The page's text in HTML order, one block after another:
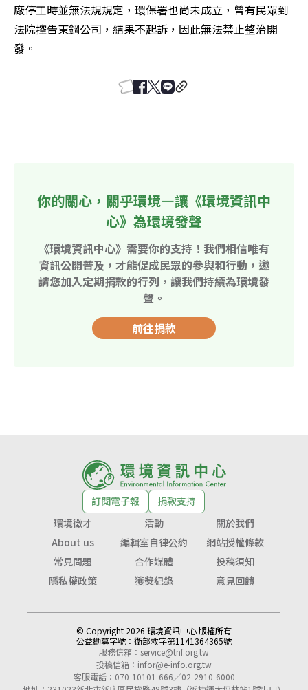
廠停工時並無法規規定，環保署也尚未成立，曾有民眾到
法院控告東鋼公司，結果不起訴，因此無法禁止整治開
發。
你的關心，關乎環境—讓《環境資訊中
心》為環境發聲
《環境資訊中心》需要你的支持！我們相信唯有
資訊公開普及，才能促成民眾的參與和行動，邀
請您加入定期捐款的行列，讓我們持續為環境發
聲。
前往捐款
訂閱電子報
捐款支持
環境徵才
活動
關於我們
About us
編輯室自律公約
網站授權條款
常見問題
合作媒體
投稿須知
隱私權政策
獲獎紀錄 意見回饋
© Copyright 2026 環境資訊中心 版權所有
公益勸募字號： 衛部救字第1141364365號
服務信箱： service@tnf.org.tw
投稿信箱： infor@e-info.org.tw
客服電話：070-10101-666／02-2910-6000